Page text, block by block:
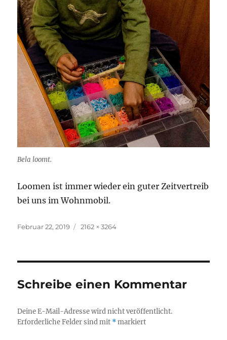
Bela loomt.
Loomen ist immer wieder ein guter Zeitvertreib
bei uns im Wohnmobil.
Veröffentlicht
Februar 22, 2019 Originalgröße
2162 × 3264
Schreibe einen Kommentar
Deine E-Mail-Adresse wird nicht veröffentlicht.
Erforderliche Felder sind mit *markiert